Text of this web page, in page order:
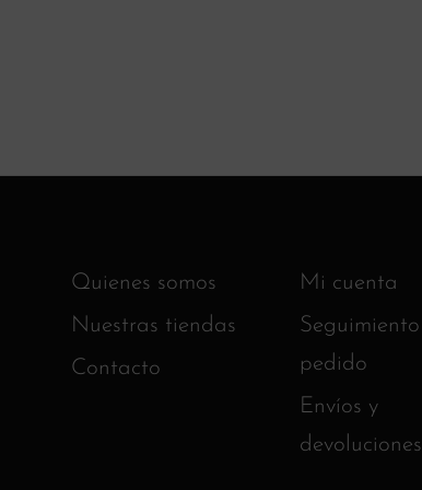
Quienes somos
Nuestras tiendas
Contacto
Mi cuenta
Seguimiento
pedido
Envíos y
devoluciones